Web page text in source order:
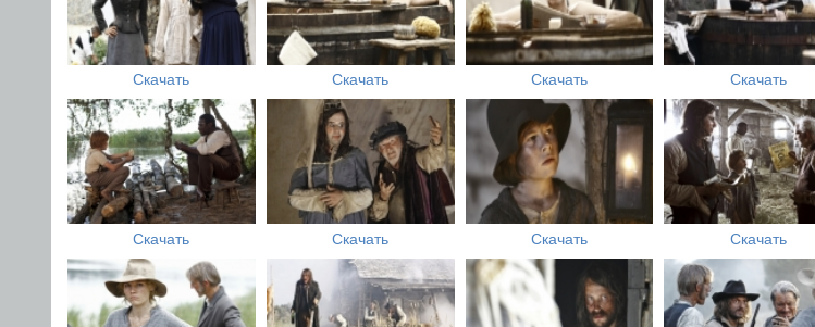
Скачать Скачать Скачать Скачать
Скачать Скачать Скачать Скачать